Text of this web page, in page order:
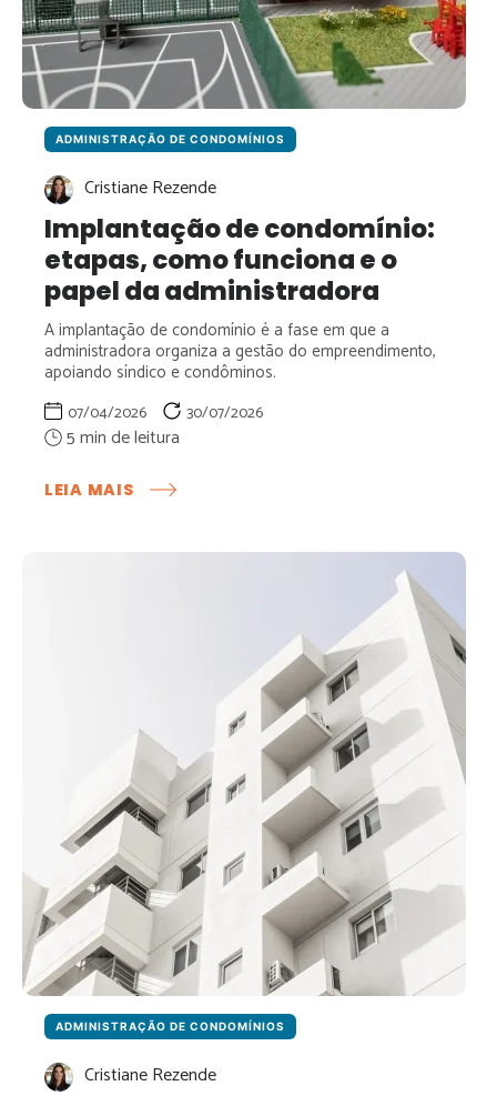
ADMINISTRAÇÃO DE CONDOMÍNIOS
Cristiane Rezende
Implantação de condomínio:
etapas, como funciona e o
papel da administradora
A implantação de condomínio é a fase em que a
administradora organiza a gestão do empreendimento,
apoiando síndico e condôminos.
07/04/2026 30/07/2026
LEIA MAIS
IMPLANTAÇÃO
CONDOMÍNIO:
ADMINISTRADORA
ADMINISTRAÇÃO DE CONDOMÍNIOS
Cristiane Rezende